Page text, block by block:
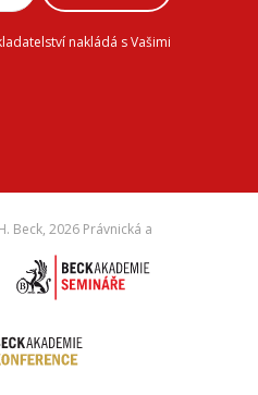
nakládá s Vašimi
Beck, 2026 Právnická a